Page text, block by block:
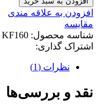
افزودن به علاقه مندی
مقایسه
شناسه محصول: KF160
اشتراک گذاری:
نظرات (1)
نقد و بررسی‌ها